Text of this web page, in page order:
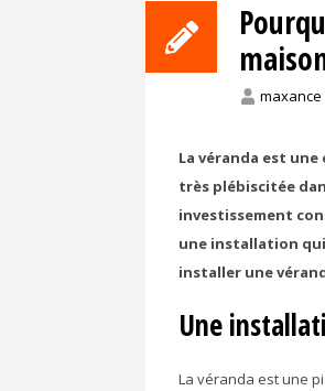
maxance
La véranda est
très plébiscitée
investissement
une installation qui
installer une
Une
La véranda est une